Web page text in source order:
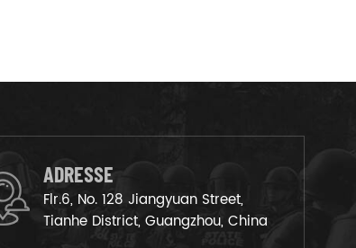
ADRESSE
Flr.6, No. 128 Jiangyuan Street,
Tianhe District, Guangzhou, China